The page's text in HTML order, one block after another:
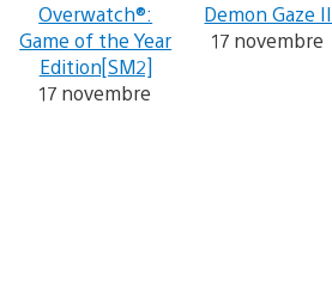
Overwatch®:
Game of the Year
Edition[SM2]
17 novembre
Demon Gaze II
17 novembre